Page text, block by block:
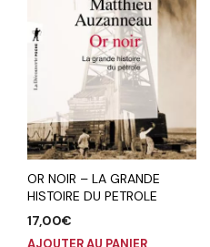
OR NOIR – LA GRANDE
HISTOIRE DU PETROLE
17,00€